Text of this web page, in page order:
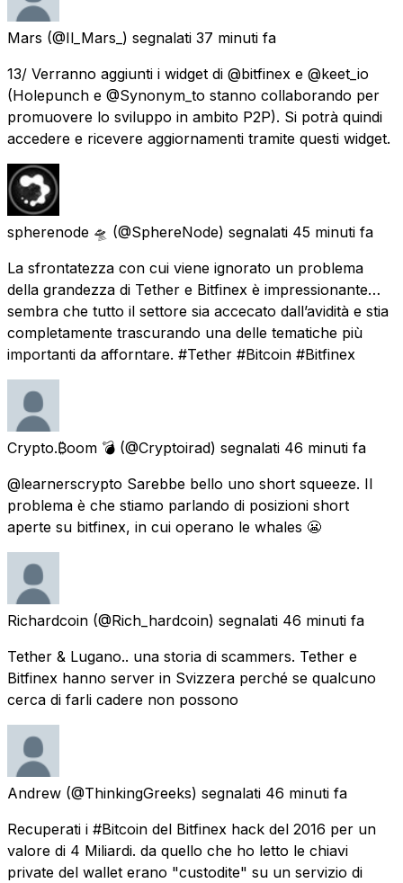
Mars (@Il_Mars_) segnalati 37 minuti fa
13/ Verranno aggiunti i widget di @bitfinex e @keet_io
(Holepunch e @Synonym_to stanno collaborando per
promuovere lo sviluppo in ambito P2P). Si potrà quindi
accedere e ricevere aggiornamenti tramite questi widget.
spherenode 🛸 (@SphereNode) segnalati 45 minuti fa
La sfrontatezza con cui viene ignorato un problema
della grandezza di Tether e Bitfinex è impressionante…
sembra che tutto il settore sia accecato dall’avidità e stia
completamente trascurando una delle tematiche più
importanti da afforntare. #Tether #Bitcoin #Bitfinex
Crypto.₿oom 💣 (@Cryptoirad) segnalati 46 minuti fa
@learnerscrypto Sarebbe bello uno short squeeze. Il
problema è che stiamo parlando di posizioni short
aperte su bitfinex, in cui operano le whales 😬
Richardcoin (@Rich_hardcoin) segnalati 46 minuti fa
Tether & Lugano.. una storia di scammers. Tether e
Bitfinex hanno server in Svizzera perché se qualcuno
cerca di farli cadere non possono
Andrew (@ThinkingGreeks) segnalati 46 minuti fa
Recuperati i #Bitcoin del Bitfinex hack del 2016 per un
valore di 4 Miliardi. da quello che ho letto le chiavi
private del wallet erano "custodite" su un servizio di